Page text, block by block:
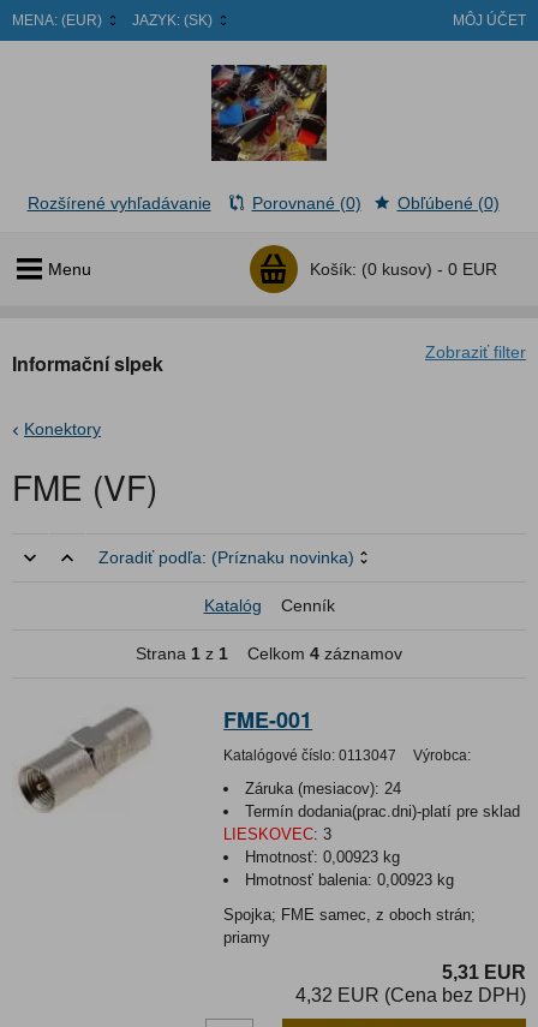
MENA: (EUR) JAZYK: (SK) MÔJ ÚČET
Menu Košík: (0 kusov) - 0 EUR
Rozšírené vyhľadávanie Porovnané (0) Obľúbené (0)
Zobraziť filter
Informační slpek
Konektory
FME (VF)
Zoradiť podľa: (Príznaku novinka)
Katalóg Cenník
Strana 1 z 1 Celkom 4 záznamov
FME-001
Katalógové číslo: 0113047 Výrobca:
Záruka (mesiacov): 24
Termín dodania(prac.dni)-platí pre sklad
LIESKOVEC: 3
Hmotnosť:0,00923 kg
Hmotnosť balenia:0,00923 kg
Spojka; FME samec, z oboch strán;
priamy
5,31 EUR
4,32 EUR (Cena bez DPH)